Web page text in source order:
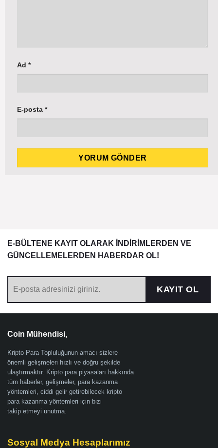
Ad *
E-posta *
E-BÜLTENE KAYIT OLARAK İNDİRİMLERDEN VE
GÜNCELLEMELERDEN HABERDAR OL!
KAYIT OL
Coin Mühendisi,
Kripto Para Topluluğunun amacı sizlere
önemli gelişmeleri hızlı ve doğru şekilde
ulaştırmaktır. Kripto para piyasaları hakkında
tüm haberler, gelişmeler, para kazanma
yöntemleri, ciddi gelir getirebilecek kripto
para kazanma yöntemleri için bizi
takip etmeyi unutma.
Sosyal Medya Hesaplarımız